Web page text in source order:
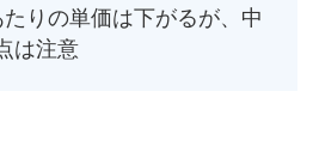
りの単価は下がるが、中
は注意